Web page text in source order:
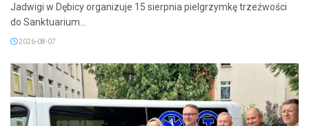
Jadwigi w Dębicy organizuje 15 sierpnia pielgrzymkę trzeźwości
do Sanktuarium...
2026-08-07